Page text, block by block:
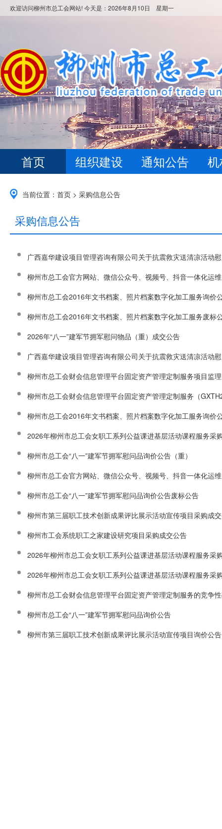
欢迎访问柳州市总工会网站! 今天是： 2026年8月10日 星期一
首页 组织建设 通知公告
当前位置： 首页 > 采购信息公告
采购信息公告
广西嘉华建设项目管理咨询有限公司关于抗震救灾送清凉活动
柳州市总工会官方网站、微信公众号、视频号、抖音一体化运
柳州市总工会2016年文书档案、照片档案数字化加工服务询价
柳州市总工会2016年文书档案、照片档案数字化加工服务废标
2026年“八一”建军节拥军慰问物品（重）成交公告
广西嘉华建设项目管理咨询有限公司关于抗震救灾送清凉活动
柳州市总工会财会信息管理平台固定资产管理定制服务项目监
柳州市总工会财会信息管理平台固定资产管理定制服务（
柳州市总工会2016年文书档案、照片档案数字化加工服务询价
2026年柳州市总工会女职工系列公益课进基层活动课程服务采
柳州市总工会“八一”建军节拥军慰问品询价公告（重）
柳州市总工会官方网站、微信公众号、视频号、抖音一体化运
柳州市总工会“八一”建军节拥军慰问品询价公告废标公告
柳州市第三届职工技术创新成果评比展示活动宣传项目采购成
柳州市工会系统职工之家建设研究项目采购成交公告
2026年柳州市总工会女职工系列公益课进基层活动课程服务采
2026年柳州市总工会女职工系列公益课进基层活动课程服务采
柳州市总工会财会信息管理平台固定资产管理定制服务的竞争
柳州市总工会“八一”建军节拥军慰问品询价公告
柳州市第三届职工技术创新成果评比展示活动宣传项目询价公